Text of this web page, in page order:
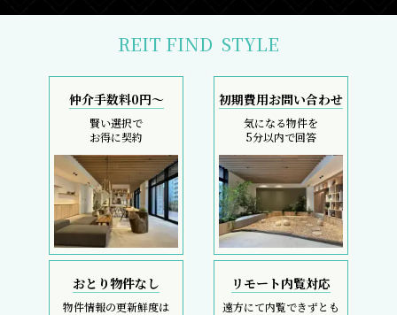
REIT FIND STYLE
仲介手数料0円～
賢い選択で
お得に契約
初期費用お問い合わせ
気になる物件を
5分以内で回答
おとり物件なし
物件情報の更新鮮度は
リモート内覧対応
遠方にて内覧できずとも